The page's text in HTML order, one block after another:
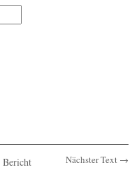
Bericht Nächster Text →